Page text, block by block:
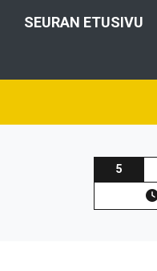
SEURAN ETUSIVU
5